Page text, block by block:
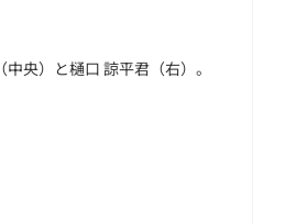
央）と樋口 諒平君（右）。